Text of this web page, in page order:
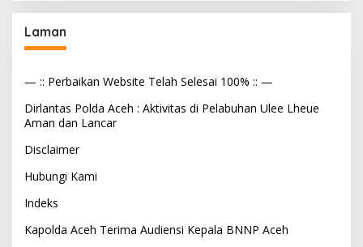
Laman
— :: Perbaikan Website Telah Selesai 100% :: —
Dirlantas Polda Aceh : Aktivitas di Pelabuhan Ulee Lheue
Aman dan Lancar
Disclaimer
Hubungi Kami
Indeks
Kapolda Aceh Terima Audiensi Kepala BNNP Aceh